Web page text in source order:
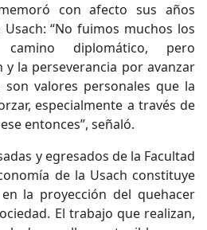
con afecto sus años
“No fuimos muchos los
diplomático, pero
la perseverancia por avanzar
valores personales que la
especialmente a través de
entonces”, señaló.
y egresados de la Facultad
de la Usach constituye
la proyección del quehacer
El trabajo que realizan,